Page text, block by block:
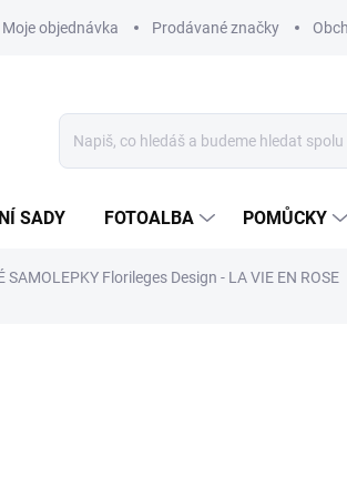
Moje objednávka Prodávané značky
SADY FOTOALBA POMŮCKY
SAMOLEPKY Florileges Design - LA VIE EN ROSE